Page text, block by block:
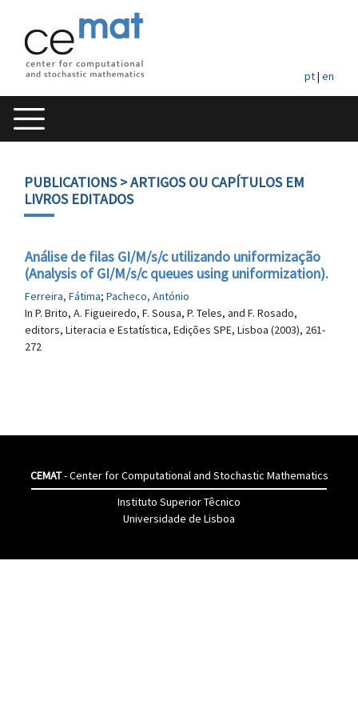
pt| en
PUBLICATIONS> ARTIGOS OU CAPÍTULOS EM
LIVROS EDITADOS
Análise de filas GI/M/s/c utilizando uniformização
(Analysis of GI/M/s/c queues using uniformization).
Ferreira, Fátima; Pacheco, António
In P. Brito, A. Figueiredo, F. Sousa, P. Teles, and F. Rosado,
editors, Literacia e Estatística, Edições SPE, Lisboa (2003), 261-
272
CEMAT- Center for Computational and Stochastic Mathematics
Instituto Superior Têcnico
Universidade de Lisboa